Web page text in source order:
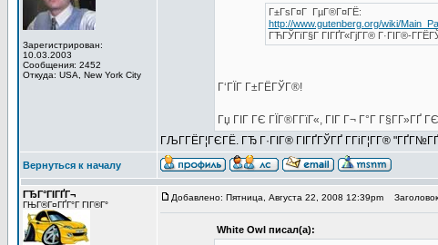
Зарегистрирован:
10.03.2003
Сообщения: 2452
Откуда: USA, New York City
Г±ГѕГ¤Г ГµГ®Г¤ГЁ:
http://www.gutenberg.org/wiki/
ГЋГЎГїГ§Г ГІГҐГ«ГјГ­Г® Г·ГІГ®-
Г‘ГЇГ Г±ГЁГЎГ®!
Гџ ГІГ ГЄ ГЇГ®Г­ГїГ«, ГІГ Г¬ Г°Г
ГЉГ­ГЁГ¦ГЄГЁ. ГЂ Г·ГІГ® ГІГҐГЎГҐ Г­ГіГ¦Г­Г®
Вернуться к началу
ГЂГ°ГІГҐГ¬
ГЊГ®Г¤ГҐГ°Г ГІГ®Г°
Добавлено: Пятница, Августа 22, 2008 12:39pm
White Owl писал(а):